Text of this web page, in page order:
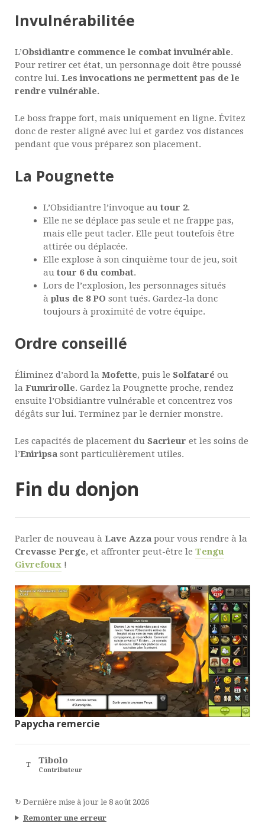
Invulnérabilitée
L’Obsidiantre commence le combat invulnérable.
Pour retirer cet état, un personnage doit être poussé
contre lui. Les invocations ne permettent pas de le
rendre vulnérable.
Le boss frappe fort, mais uniquement en ligne. Évitez
donc de rester aligné avec lui et gardez vos distances
pendant que vous préparez son placement.
La Pougnette
L’Obsidiantre l’invoque au tour 2.
Elle ne se déplace pas seule et ne frappe pas,
mais elle peut tacler. Elle peut toutefois être
attirée ou déplacée.
Elle explose à son cinquième tour de jeu, soit
au tour 6 du combat.
Lors de l’explosion, les personnages situés
à plus de 8 PO sont tués. Gardez-la donc
toujours à proximité de votre équipe.
Ordre conseillé
Éliminez d’abord la Mofette, puis le Solfataré ou
la Fumrirolle. Gardez la Pougnette proche, rendez
ensuite l’Obsidiantre vulnérable et concentrez vos
dégâts sur lui. Terminez par le dernier monstre.
Les capacités de placement du Sacrieur et les soins de
l’Eniripsa sont particulièrement utiles.
Fin du donjon
Parler de nouveau à Lave Azza pour vous rendre à la
Crevasse Perge, et affronter peut-être le Tengu
Givrefoux !
Papycha remercie
T Tibolo
Contributeur
↻ Dernière mise à jour le 8 août 2026
Remonter une erreur